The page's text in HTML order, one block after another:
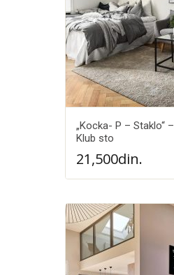
„Kocka- P – Staklo“ –
Klub sto
21,500din.